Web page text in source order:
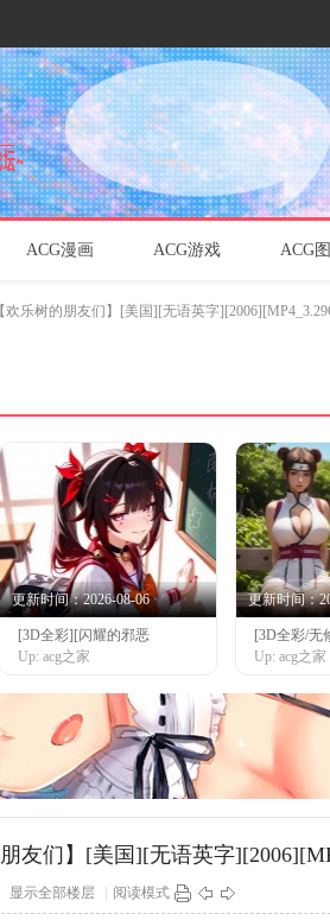
ACG漫画 ACG游戏 ACG
【欢乐树的朋友们】[美国][无语英字
更新时间：2026-08-06
[3D全彩][闪耀的邪恶
Up: acg之家
更新时间：
[3D全彩/无
Up: acg之家
朋友们】[美国][无语英字
显示全部楼层 阅读模式